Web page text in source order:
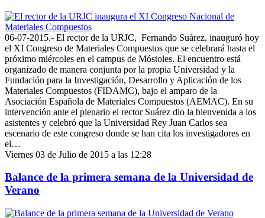
06-07-2015.- El rector de la URJC, Fernando Suárez, inauguró hoy
el XI Congreso de Materiales Compuestos que se celebrará hasta el
próximo miércoles en el campus de Móstoles. El encuentro está
organizado de manera conjunta por la propia Universidad y la
Fundación para la Investigación, Desarrollo y Aplicación de los
Materiales Compuestos (FIDAMC), bajo el amparo de la
Asociación Española de Materiales Compuestos (AEMAC). En su
intervención ante el plenario el rector Suárez dio la bienvenida a los
asistentes y celebró que la Universidad Rey Juan Carlos sea
escenario de este congreso donde se han cita los investigadores en
el…
Viernes 03 de Julio de 2015 a las 12:28
Balance de la primera semana de la Universidad de
Verano